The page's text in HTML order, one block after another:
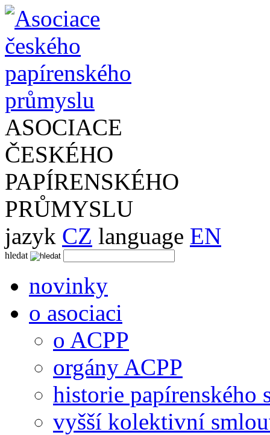
ASOCIACE
ČESKÉHO
PAPÍRENSKÉHO
PRŮMYSLU
jazyk CZ language EN
hledat
novinky
o asociaci
o ACPP
orgány ACPP
historie papírenského
vyšší kolektivní